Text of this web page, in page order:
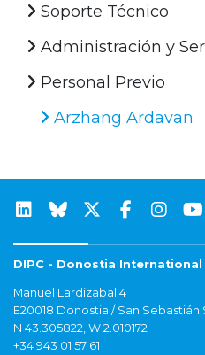
Soporte Técnico
Administración y
Personal Previo
Arzhang Ardavan
DIPC - Donostia
Manuel Lardizabal 4
E20018 Donostia / San Sebastián
N 43.305822, W 2.010172
+34 943 01 57 61